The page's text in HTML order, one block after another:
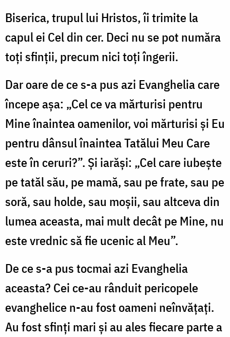
Biserica, trupul lui Hristos, îi trimite la
capul ei Cel din cer. Deci nu se pot număra
toţi sfinţii, precum nici toţi îngerii.
Dar oare de ce s-a pus azi Evanghelia care
începe aşa: „Cel ce va mărturisi pentru
Mine înaintea oamenilor, voi mărturisi şi Eu
pentru dânsul înaintea Tatălui Meu Care
este în ceruri?”. Şi iarăşi: „Cel care iubeşte
pe tatăl său, pe mamă, sau pe frate, sau pe
soră, sau holde, sau moşii, sau altceva din
lumea aceasta, mai mult decât pe Mine, nu
este vrednic să fie ucenic al Meu”.
De ce s-a pus tocmai azi Evanghelia
aceasta? Cei ce-au rânduit pericopele
evanghelice n-au fost oameni neînvăţaţi.
Au fost sfinţi mari şi au ales fiecare parte a